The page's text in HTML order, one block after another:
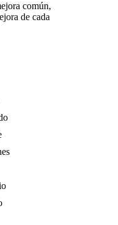
común,
de cada